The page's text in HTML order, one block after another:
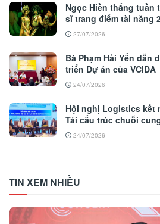
Ngọc Hiền thắng tuần
sĩ trang điểm tài năng
27/07/2026
Bà Phạm Hải Yến dẫn
triển Dự án của VCIDA
24/07/2026
Hội nghị Logistics kết
Tái cấu trúc chuỗi
24/07/2026
TIN XEM NHIỀU